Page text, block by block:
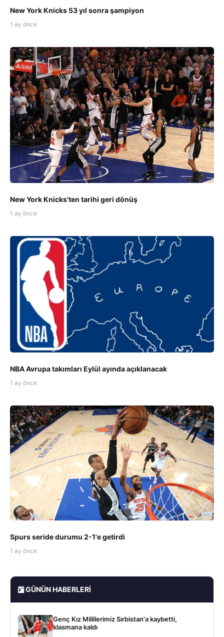
New York Knicks 53 yıl sonra şampiyon
1 ay önce
New York Knicks'ten tarihi geri dönüş
1 ay önce
NBA Avrupa takımları Eylül ayında açıklanacak
1 ay önce
Spurs seride durumu 2-1'e getirdi
1 ay önce
GÜNÜN HABERLERI
Genç Kız Millilerimiz Sırbistan'a kaybetti,
klasmana kaldı